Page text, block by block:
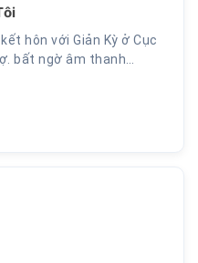
hôn với Giản Kỳ ở Cục
bất ngờ âm thanh…